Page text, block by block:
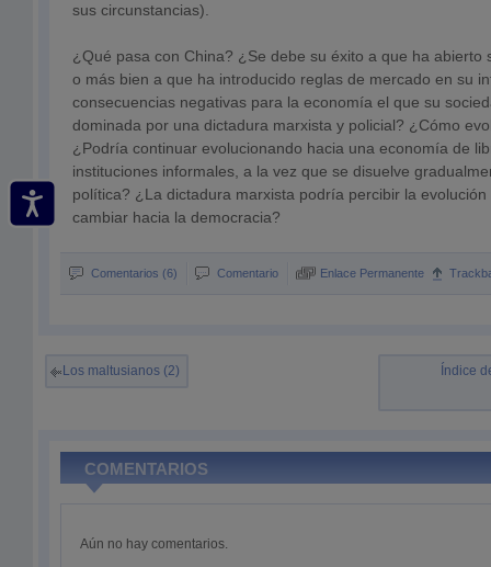
sus circunstancias).
¿Qué pasa con China? ¿Se debe su éxito a que ha abierto
o más bien a que ha introducido reglas de mercado en su
consecuencias negativas para la economía el que su
dominada por una dictadura marxista y policial? ¿Cómo
¿Podría continuar evolucionando hacia una economía de
instituciones informales, a la vez que se disuelve
política? ¿La dictadura marxista podría percibir la
cambiar hacia la democracia?
Comentarios (6) Comentario Enlace Permanente
Los maltusianos (2) Índice
COMENTARIOS
Aún no hay comentarios.